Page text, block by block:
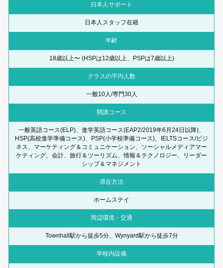
日本人サポート
日本人スタッフ在籍
年齢
18歳以上〜 (HSPは12歳以上、PSPは7歳以上)
クラスの平均人数
一般10人/専門30人
開講コース
一般英語コース(ELP)、進学英語コース(EAP2/2019年6月24日以降)、
HSP(高校進学準備コース)、PSP(小学校準備コース)、IELTSコース/ビジ
ネス、マーケティング＆コミュニケーション、ソーシャルメディアマー
ケティング、会計、旅行＆ツーリズム、情報＆テクノロジー、リーダー
シップ＆マネジメント
滞在方法
ホームステイ
周辺環境・交通
Townhall駅から徒歩5分、Wynyard駅から徒歩7分
学校内設備